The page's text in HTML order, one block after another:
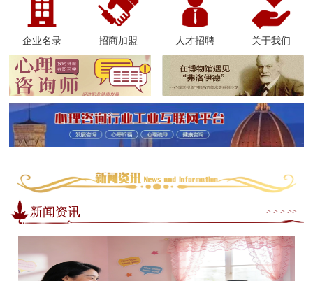
企业名录 招商加盟 人才招聘 关于我们
新闻资讯 > > > >>